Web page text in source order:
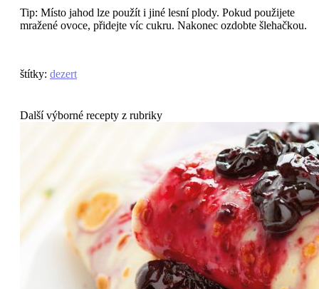
Tip: Místo jahod lze použít i jiné lesní plody. Pokud použijete
mražené ovoce, přidejte víc cukru. Nakonec ozdobte šlehačkou.
štítky: dezert
Další výborné recepty z rubriky